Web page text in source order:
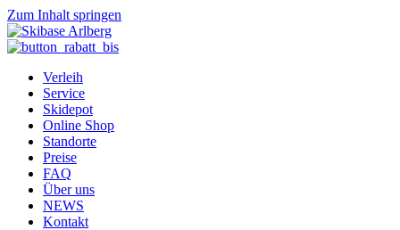
Zum Inhalt springen
Verleih
Service
Skidepot
Online Shop
Standorte
Preise
FAQ
Über uns
NEWS
Kontakt